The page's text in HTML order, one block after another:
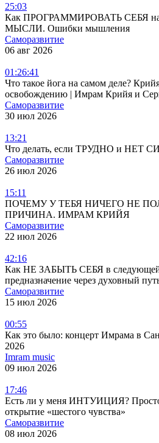
25:03
Как ПРОГРАММИРОВАТЬ СЕБЯ
МЫСЛИ. Ошибки мышления
Саморазвитие
06 авг 2026
01:26:41
Что такое йога на самом деле?
освобождению | Имрам Крийя и
Саморазвитие
30 июл 2026
13:21
Что делать, если ТРУДНО и НЕТ
Саморазвитие
26 июл 2026
15:11
ПОЧЕМУ У ТЕБЯ НИЧЕГО НЕ
ПРИЧИНА. ИМРАМ КРИЙЯ
Саморазвитие
22 июл 2026
42:16
Как НЕ ЗАБЫТЬ СЕБЯ в следующей
предназначение через духовный
Саморазвитие
15 июл 2026
00:55
Как это было: концерт Имрама в
2026
Imram music
09 июл 2026
17:46
Есть ли у меня ИНТУИЦИЯ?
открытие «шестого чувства»
Саморазвитие
08 июл 2026